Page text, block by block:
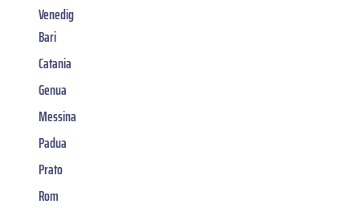
Venedig
Bari
Catania
Genua
Messina
Padua
Prato
Rom